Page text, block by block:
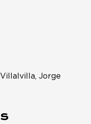
Jorge